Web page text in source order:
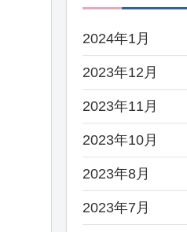
2024年1月
2023年12月
2023年11月
2023年10月
2023年8月
2023年7月